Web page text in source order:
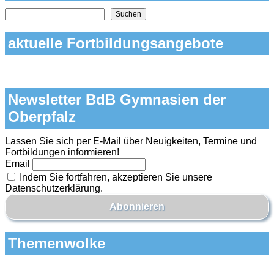
Nach Themen und Inhalten auf der Seite suchen
Suchen
aktuelle Fortbildungsangebote
Newsletter BdB Gymnasien der
Oberpfalz
Lassen Sie sich per E-Mail über Neuigkeiten, Termine und
Fortbildungen informieren!
Email
Indem Sie fortfahren, akzeptieren Sie unsere
Datenschutzerklärung.
Themenwolke